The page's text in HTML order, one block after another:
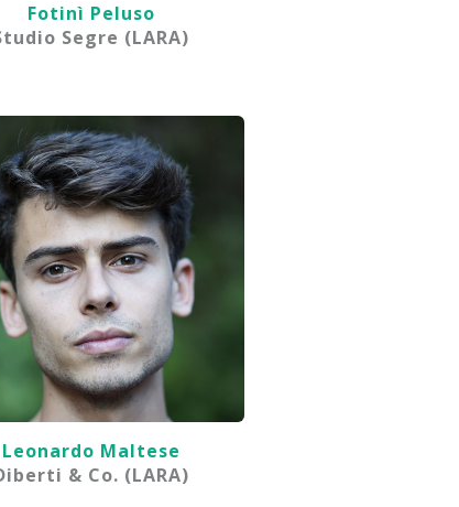
Fotinì Peluso
Segre (LARA)
Leonardo Maltese
& Co. (LARA)